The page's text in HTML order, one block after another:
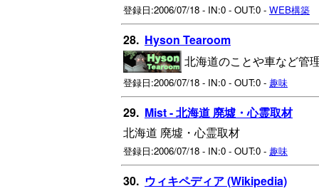
登録日:2006/07/18 - IN:0 - OUT:0 - WEB構築
28. Hyson Tearoom
北海道のことや車など管
登録日:2006/07/18 - IN:0 - OUT:0 - 趣味
29. Mist - 北海道 廃墟・心霊取材
北海道 廃墟・心霊取材
登録日:2006/07/18 - IN:0 - OUT:0 - 趣味
30. ウィキペディア (Wikipedia)